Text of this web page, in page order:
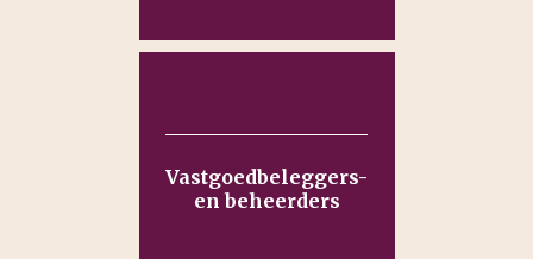
Vastgoedbeleggers-
en beheerders